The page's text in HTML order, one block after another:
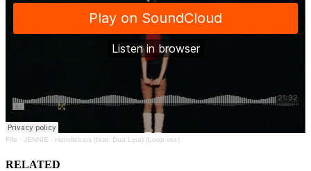
Fife · JENNIE - Handlebars (feat. Dua Lipa) (Loop ver.)
RELATED